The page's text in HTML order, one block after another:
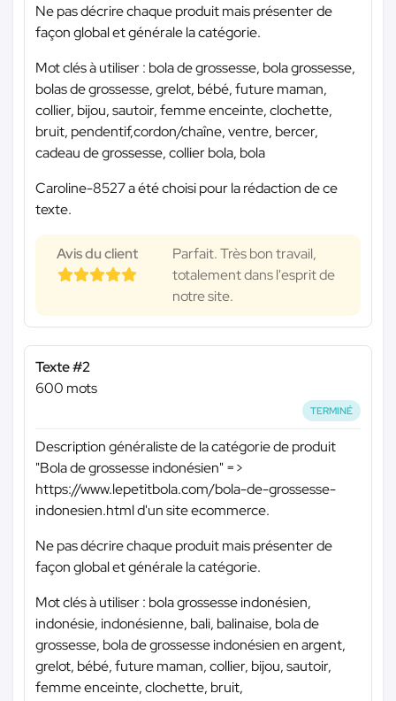
Ne pas décrire chaque produit mais présenter de
façon global et générale la catégorie.
Mot clés à utiliser : bola de grossesse, bola grossesse,
bolas de grossesse, grelot, bébé, future maman,
collier, bijou, sautoir, femme enceinte, clochette,
bruit, pendentif,cordon/chaîne, ventre, bercer,
cadeau de grossesse, collier bola, bola
Caroline-8527 a été choisi pour la rédaction de ce
texte.
Avis du client
Parfait. Très bon travail,
totalement dans l'esprit de
notre site.
Texte #2
600 mots
TERMINÉ
Description généraliste de la catégorie de produit
"Bola de grossesse indonésien" =>
https://www.lepetitbola.com/bola-de-grossesse-
indonesien.html d'un site ecommerce.
Ne pas décrire chaque produit mais présenter de
façon global et générale la catégorie.
Mot clés à utiliser : bola grossesse indonésien,
indonésie, indonésienne, bali, balinaise, bola de
grossesse, bola de grossesse indonésien en argent,
grelot, bébé, future maman, collier, bijou, sautoir,
femme enceinte, clochette, bruit,